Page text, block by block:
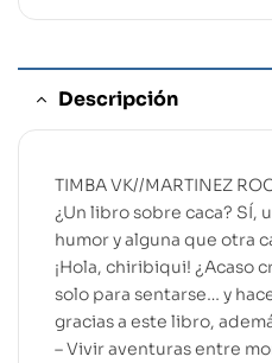
Descripción
TIMBA VK//MARTINEZ
¿Un libro sobre caca? SÍ,
humor y alguna que otra
¡Hola, chiribiqui! ¿Acaso
solo para sentarse… y
gracias a este libro,
– Vivir aventuras entre